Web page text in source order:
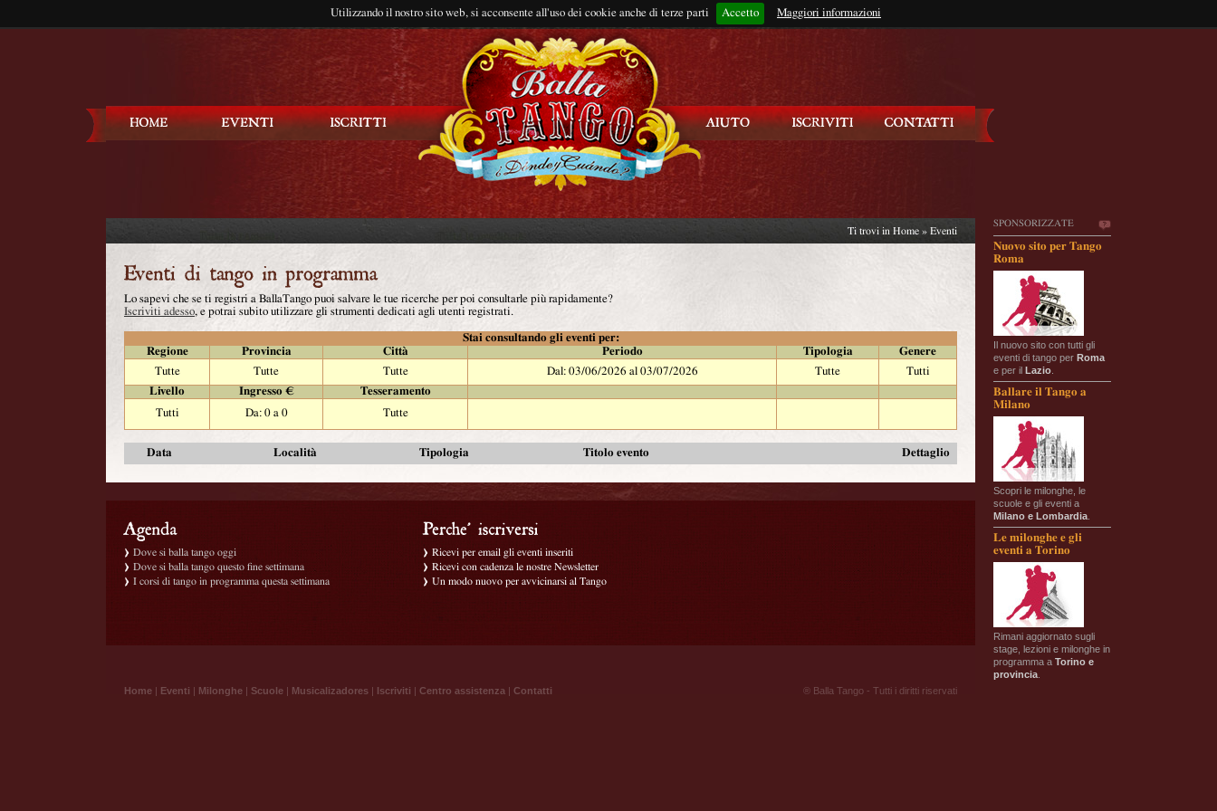
Utilizzando il nostro sito web, si acconsente all'uso dei cookie anche di terze parti Accetto Maggiori informazioni
Rimani connesso?
SPONSORIZZATE
Nuovo sito per Tango
Roma
Il nuovo sito con tutti gli
eventi di tango per Roma
e per il Lazio
Ballare il Tango a
Milano
Scopri le milonghe, le
scuole e gli eventi a
Milano e Lombardia
Le milonghe e gli
eventi a Torino
Rimani aggiornato sugli
stage, lezioni e milonghe in
programma a Torino e
provincia
Ti trovi in Home » Eventi
Lo sapevi che se ti registri a BallaTango puoi salvare le tue ricerche per poi consultarle più rapidamente?
Iscriviti adesso, e potrai subito utilizzare gli strumenti dedicati agli utenti registrati.
Stai consultando gli eventi per:
Regione
Provincia Città Periodo Tipologia
Genere
Tutte
Tutte Tutte Dal: 03/06/2026 al 03/07/2026 Tutte
Tutti
Livello
Ingresso €
Tesseramento
Tutti
Da: 0 a 0 Tutte
Data Località Tipologia Titolo evento Dettaglio
Dove si balla tango oggi
Dove si balla tango questo fine settimana
I corsi di tango in programma questa settimana
Ricevi per email gli eventi inseriti
Ricevi con cadenza le nostre Newsletter
Un modo nuovo per avvicinarsi al Tango
Home | Eventi | Milonghe | Scuole | Musicalizadores | Iscriviti | Centro assistenza | Contatti ® Balla Tango - Tutti i diritti riservati